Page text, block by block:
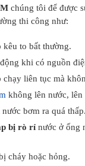
chúng tôi để được
thi công như:
kêu to bất thường.
khi có nguồn
chạy liên tục mà
không lên nước, lên
bơm ra quá thấp.
bị rò rỉ nước ở ống
cháy hoặc hỏng.